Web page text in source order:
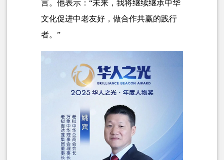
言。他表示：“未来，我将继续继承中华
文化促进中老友好，做合作共赢的践行
者。”